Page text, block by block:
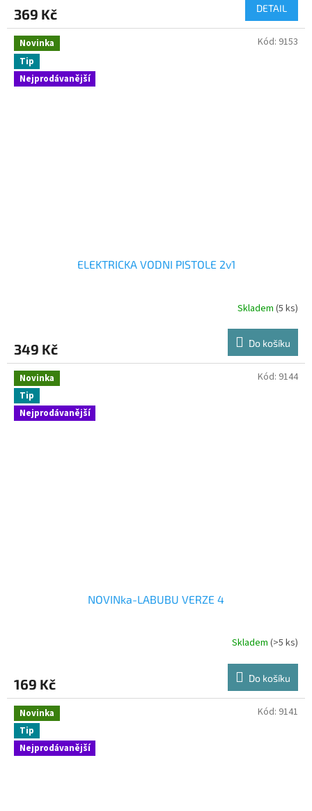
369 Kč DETAIL
Novinka
Tip
Nejprodávanější
ELEKTRICKA VODNI PISTOLE 2v1
Skladem (5 ks)
349 Kč Do košíku
Kód: 9153
Novinka
Tip
Nejprodávanější
NOVINka-LABUBU VERZE 4
Skladem (>5 ks)
169 Kč Do košíku
Kód: 9144
Novinka
Tip
Nejprodávanější
Kód: 9141